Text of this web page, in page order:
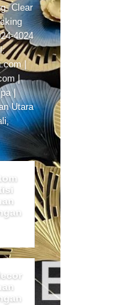
Clear
4024
|
|
|
Utara